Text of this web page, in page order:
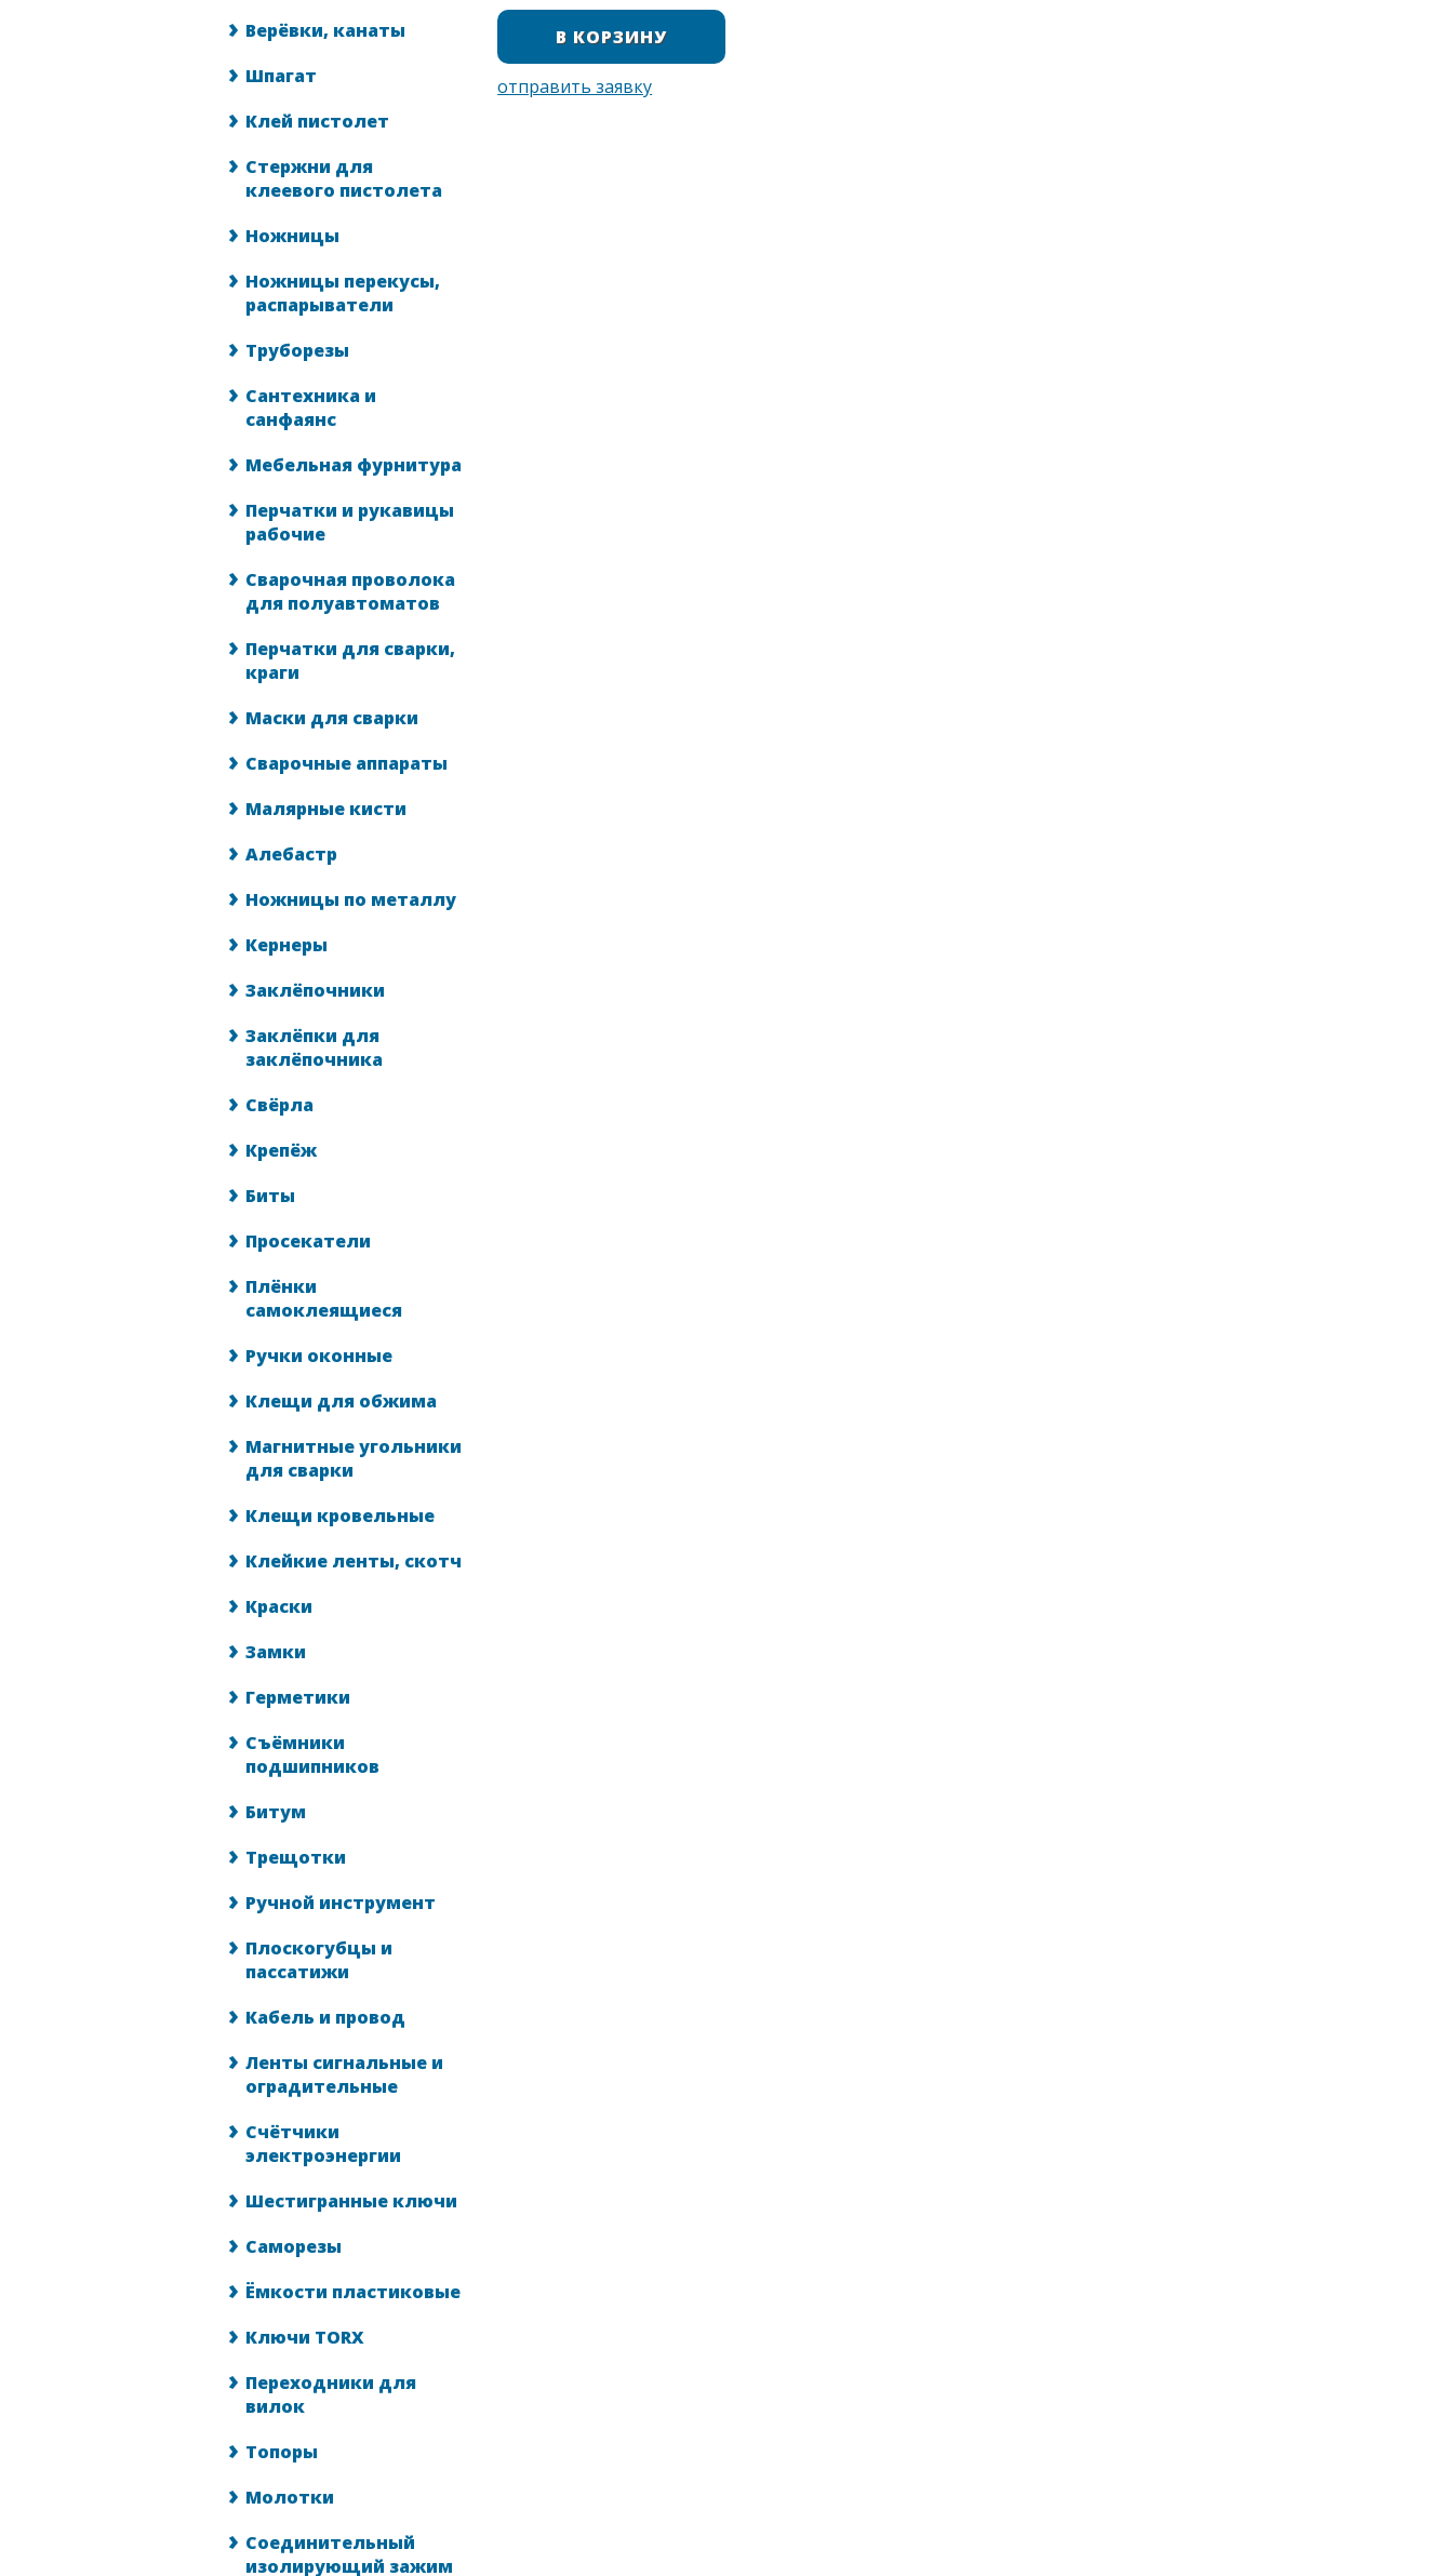
Верёвки, канаты
Шпагат
Клей пистолет
Стержни для
клеевого пистолета
Ножницы
Ножницы перекусы,
распарыватели
Труборезы
Сантехника и
санфаянс
Мебельная фурнитура
Перчатки и рукавицы
рабочие
Сварочная проволока
для полуавтоматов
Перчатки для сварки,
краги
Маски для сварки
Сварочные аппараты
Малярные кисти
Алебастр
Ножницы по металлу
Кернеры
Заклёпочники
Заклёпки для
заклёпочника
Свёрла
Крепёж
Биты
Просекатели
Плёнки
самоклеящиеся
Ручки оконные
Клещи для обжима
Магнитные угольники
для сварки
Клещи кровельные
Клейкие ленты, скотч
Краски
Замки
Герметики
Съёмники
подшипников
Битум
Трещотки
Ручной инструмент
Плоскогубцы и
пассатижи
Кабель и провод
Ленты сигнальные и
оградительные
Счётчики
электроэнергии
Шестигранные ключи
Саморезы
Ёмкости пластиковые
Ключи TORX
Переходники для
вилок
Топоры
Молотки
Соединительный
изолирующий зажим